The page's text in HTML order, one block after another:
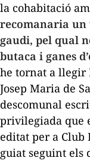
la cohabitació
recomanaria un
gaudi, pel qual
butaca i ganes
he tornat a llegir
Josep Maria de
descomunal
privilegiada que
editat per a Club
guiat seguint els